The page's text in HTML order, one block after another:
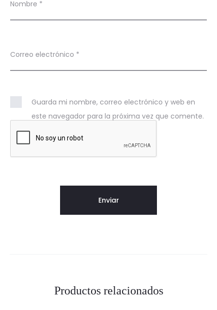
Nombre *
Correo electrónico *
Guarda mi nombre, correo electrónico y web en
este navegador para la próxima vez que comente.
Productos relacionados